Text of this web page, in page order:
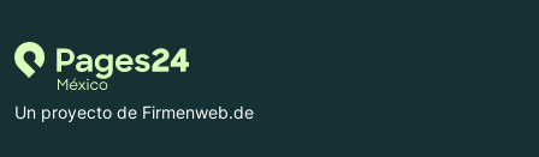
Un proyecto de Firmenweb.de